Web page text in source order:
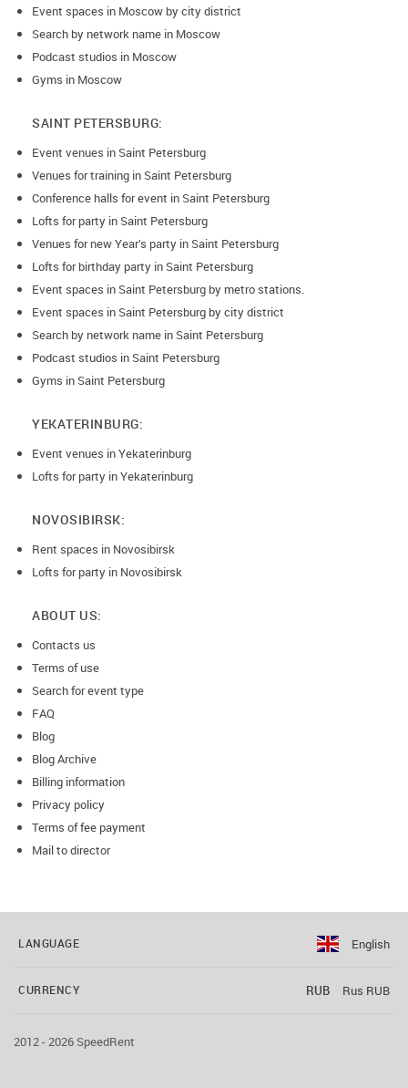
Event spaces in Moscow by city district
Search by network name in Moscow
Podcast studios in Moscow
Gyms in Moscow
SAINT PETERSBURG:
Event venues in Saint Petersburg
Venues for training in Saint Petersburg
Conference halls for event in Saint Petersburg
Lofts for party in Saint Petersburg
Venues for new Year’s party in Saint Petersburg
Lofts for birthday party in Saint Petersburg
Event spaces in Saint Petersburg by metro stations.
Event spaces in Saint Petersburg by city district
Search by network name in Saint Petersburg
Podcast studios in Saint Petersburg
Gyms in Saint Petersburg
YEKATERINBURG:
Event venues in Yekaterinburg
Lofts for party in Yekaterinburg
NOVOSIBIRSK:
Rent spaces in Novosibirsk
Lofts for party in Novosibirsk
ABOUT US:
Contacts us
Terms of use
Search for event type
FAQ
Blog
Blog Archive
Billing information
Privacy policy
Terms of fee payment
Mail to director
LANGUAGE English
CURRENCY RUB Rus RUB
2012 - 2026 SpeedRent